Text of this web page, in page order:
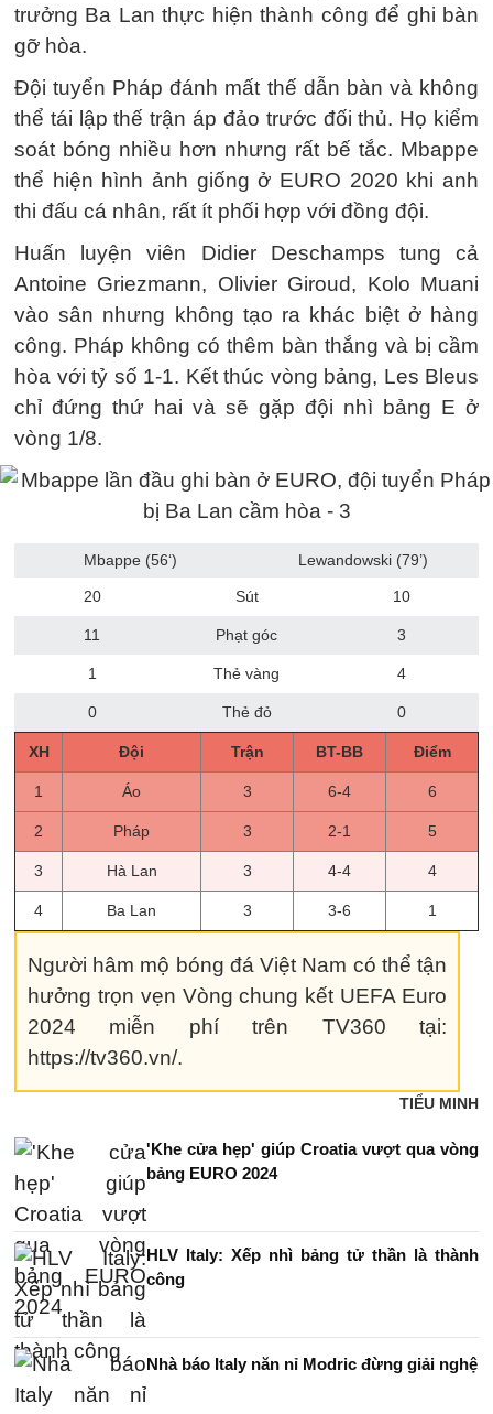
trưởng Ba Lan thực hiện thành công để ghi bàn
gỡ hòa.
Đội tuyển Pháp đánh mất thế dẫn bàn và không
thể tái lập thế trận áp đảo trước đối thủ. Họ kiểm
soát bóng nhiều hơn nhưng rất bế tắc. Mbappe
thể hiện hình ảnh giống ở EURO 2020 khi anh
thi đấu cá nhân, rất ít phối hợp với đồng đội.
Huấn luyện viên Didier Deschamps tung cả
Antoine Griezmann, Olivier Giroud, Kolo Muani
vào sân nhưng không tạo ra khác biệt ở hàng
công. Pháp không có thêm bàn thắng và bị cầm
hòa với tỷ số 1-1. Kết thúc vòng bảng, Les Bleus
chỉ đứng thứ hai và sẽ gặp đội nhì bảng E ở
vòng 1/8.
Mbappe (56‘) Lewandowski (79’)
20 Sút 10
11 Phạt góc 3
1 Thẻ vàng 4
0 Thẻ đỏ 0
XH Đội Trận BT-BB Điểm
1 Áo 3 6-4 6
2 Pháp 3 2-1 5
3 Hà Lan 3 4-4 4
4 Ba Lan 3 3-6 1
Người hâm mộ bóng đá Việt Nam có thể tận
hưởng trọn vẹn Vòng chung kết UEFA Euro
2024 miễn phí trên TV360 tại:
https://tv360.vn/.
TIỂU MINH
'Khe cửa hẹp' giúp Croatia vượt qua vòng
bảng EURO 2024
HLV Italy: Xếp nhì bảng tử thần là thành
công
Nhà báo Italy năn nỉ Modric đừng giải nghệ